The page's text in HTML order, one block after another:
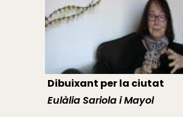
Dibuixant per la ciutat
Eulàlia Sariola i Mayol